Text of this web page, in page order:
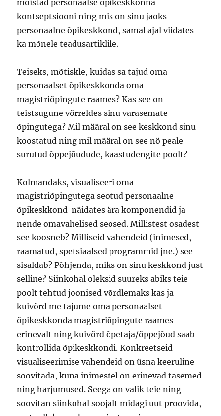
mõistad personaalse õpikeskkonna
kontseptsiooni ning mis on sinu jaoks
personaalne õpikeskkond, samal ajal viidates
ka mõnele teadusartiklile.
Teiseks, mõtiskle, kuidas sa tajud oma
personaalset õpikeskkonda oma
magistriõpingute raames? Kas see on
teistsugune võrreldes sinu varasemate
õpingutega? Mil määral on see keskkond sinu
koostatud ning mil määral on see nö peale
surutud õppejõudude, kaastudengite poolt?
Kolmandaks, visualiseeri oma
magistriõpingutega seotud personaalne
õpikeskkond näidates ära komponendid ja
nende omavahelised seosed. Millistest osadest
see koosneb? Milliseid vahendeid (inimesed,
raamatud, spetsiaalsed programmid jne.) see
sisaldab? Põhjenda, miks on sinu keskkond just
selline? Siinkohal oleksid suureks abiks teie
poolt tehtud joonised võrdlemaks kas ja
kuivõrd me tajume oma personaalset
õpikeskkonda magistriõpingute raames
erinevalt ning kuivõrd õpetaja/õppejõud saab
kontrollida õpikeskkondi. Konkreetseid
visualiseerimise vahendeid on üsna keeruline
soovitada, kuna inimestel on erinevad tasemed
ning harjumused. Seega on valik teie ning
soovitan siinkohal soojalt midagi uut proovida,